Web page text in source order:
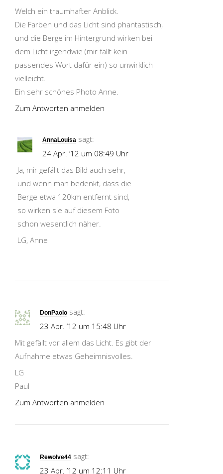
Welch ein traumhafter Anblick.
Die Farben und das Licht sind phantastisch,
und die Berge im Hintergrund wirken bei
dem Licht irgendwie (mir fällt kein
passendes Wort dafür ein) so unwirklich
vielleicht.
Ein sehr schönes Photo Anne.
Zum Antworten anmelden
AnnaLouisa sagt:
24 Apr. ’12 um 08:49 Uhr
Ja, mir gefällt das Bild auch sehr,
und wenn man bedenkt, dass die
Berge etwa 120km entfernt sind,
so wirken sie auf diesem Foto
schon wesentlich näher.
LG, Anne
DonPaolo sagt:
23 Apr. ’12 um 15:48 Uhr
Mit gefällt vor allem das Licht. Es gibt der
Aufnahme etwas Geheimnisvolles.
LG
Paul
Zum Antworten anmelden
Rewolve44 sagt:
23 Apr. ’12 um 12:11 Uhr